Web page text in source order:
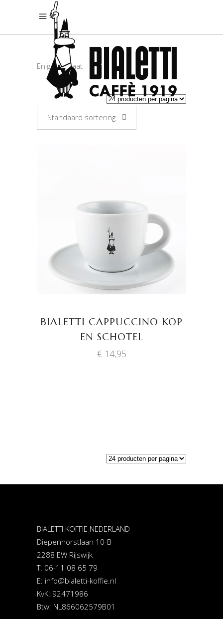
Enig resultaat
Standaard sortering
TOEVOEGEN AAN
BIALETTI CAPPUCCINO KOP
EN SCHOTEL
€14,95
BIALETTI KOFFIE NEDERLAND
Diepenhorstlaan 10-B
2288 EW Rijswijk
T: 06-11 08 65 79
E: info@bialetti-koffie.nl
KvK: 92471986
Btw: NL866062579B01